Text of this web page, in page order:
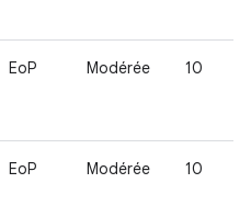
EoP Modérée 10
EoP Modérée 10